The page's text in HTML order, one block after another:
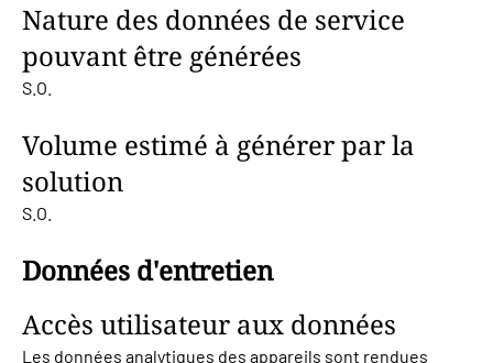
Nature des données de service
pouvant être générées
S.O.
Volume estimé à générer par la
solution
S.O.
Données d'entretien
Accès utilisateur aux données
Les données analytiques des appareils sont rendues